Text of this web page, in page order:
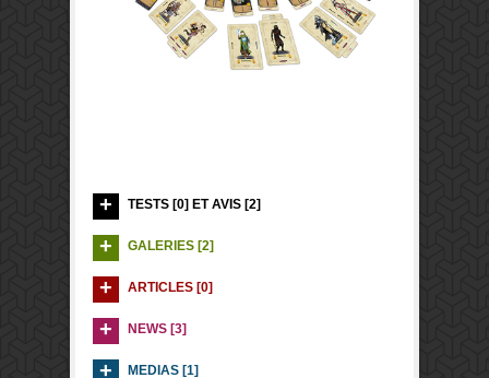
TESTS [0] ET AVIS [2]
GALERIES [2]
ARTICLES [0]
NEWS [3]
MEDIAS [1]